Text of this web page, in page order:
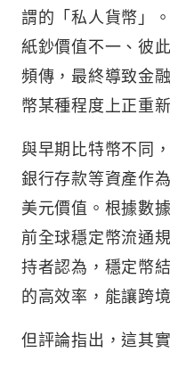
謂的「私人貨幣」
紙鈔價值不一、彼
頻傳，最終導致金
幣某種程度上正重
與早期比特幣不同
銀行存款等資產作
美元價值。根據數
前全球穩定幣流通
持者認為，穩定幣
的高效率，能讓跨
但評論指出，這其